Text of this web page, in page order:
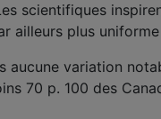
scientifiques
ailleurs plus
aucune variation
70 p. 100 des